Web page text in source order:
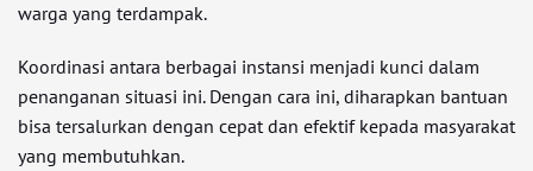
warga yang terdampak.
Koordinasi antara berbagai instansi menjadi kunci dalam
penanganan situasi ini. Dengan cara ini, diharapkan bantuan
bisa tersalurkan dengan cepat dan efektif kepada masyarakat
yang membutuhkan.